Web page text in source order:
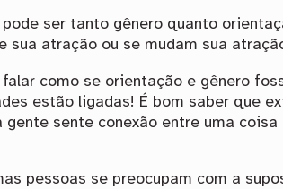
ser tanto gênero quanto
sua atração ou se mudam sua
como se orientação e gênero
estão ligadas! É bom saber que
sente conexão entre uma
pessoas se preocupam com a